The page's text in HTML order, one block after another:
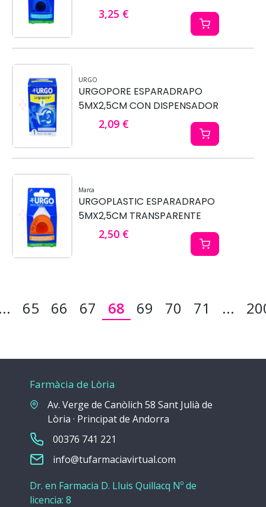
3,25 €
URGO
URGOPORE ESPARADRAPO
5MX2,5CM CON DISPENSADOR
2,09 €
Marca
URGOPLASTIC ESPARADRAPO
5MX2,5CM TRANSPARENTE
2,50 €
65 66 67 68 69 70 71 ...
Farmàcia de Lòria
Av. Verge de Canòlich 58 Sant Julià de
Lòria · Principat de Andorra
00376 741 221
info@tufarmaciavirtual.com
Dr. en Farmacia D. Lluis Quillacq Nº de
licencia: 8